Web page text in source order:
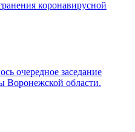
коронавирусной
очередное заседание
Воронежской области.